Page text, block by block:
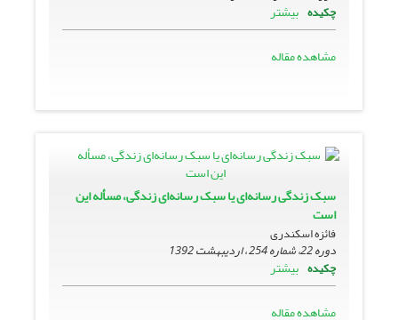
چکیده بیشتر
مشاهده مقاله
سبک زندگی رسانه‌ای یا سبک رسانه‌ای زندگی، مسأله این
است
فائزه اسکندری
دوره 22، شماره 254 ، اردیبهشت 1392
چکیده بیشتر
مشاهده مقاله